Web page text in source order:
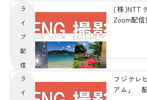
ラ
イ
ブ
配
信
(株)NTT
Zoom配
ラ
イ
フジテレ
アム」